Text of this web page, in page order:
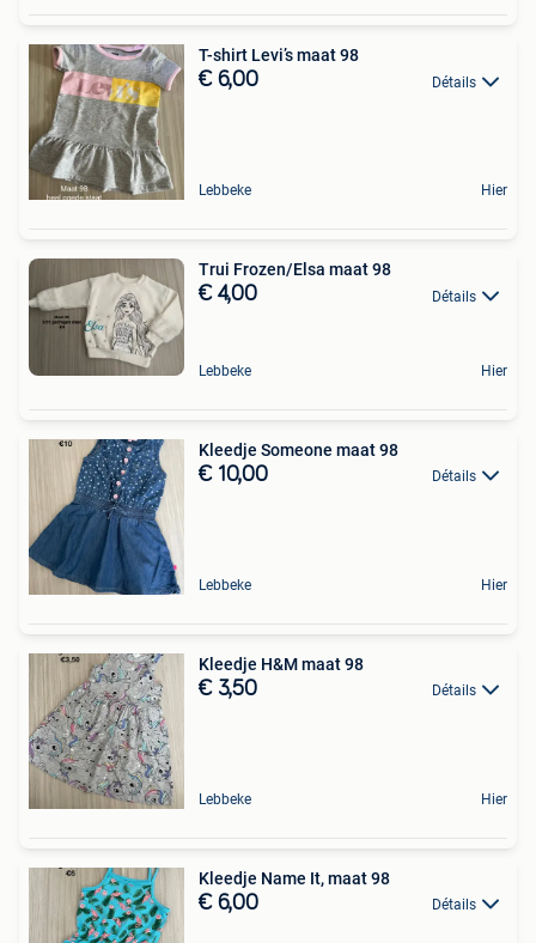
T-shirt Levi’s maat 98
€ 6,00 Détails
Lebbeke Hier
Trui Frozen/Elsa maat 98
€ 4,00 Détails
Lebbeke Hier
Kleedje Someone maat 98
€ 10,00 Détails
Lebbeke Hier
Kleedje H&M maat 98
€ 3,50 Détails
Lebbeke Hier
Kleedje Name It, maat 98
€ 6,00 Détails